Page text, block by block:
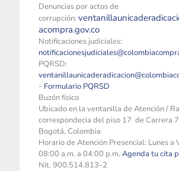
Denuncias por actos de
corrupción:
acompra.gov.co
Notificaciones judiciales:
PQRSD:
- Formulario PQRSD
Buzón físico
Ubicado en la ventanilla de Atención /
correspondecia del piso 17 de Carrera
Bogotá, Colombia
Horario de Atención Presencial: Lunes a
08:00 a.m. a 04:00 p.m. Agenda tu cita
Nit. 900.514.813-2